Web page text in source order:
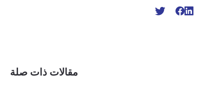
مقالات ذات صلة